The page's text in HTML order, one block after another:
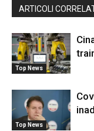
ARTICOLI
Top News
Top News